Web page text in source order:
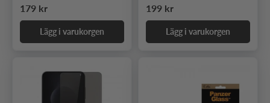
Ordinarie pris
179 kr
Lägg i varukorgen
Ordinarie pris
199 kr
Lägg i varukorgen